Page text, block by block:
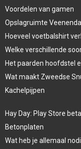
Voordelen van gamen
Opslagruimte
Hoeveel voetbalshirt
Welke verschillende
Het paarden hoofdstel
Wat maakt Zweedse
Kachelpijpen
Hay Day: Play Store
Betonplaten
Wat heb je allemaal